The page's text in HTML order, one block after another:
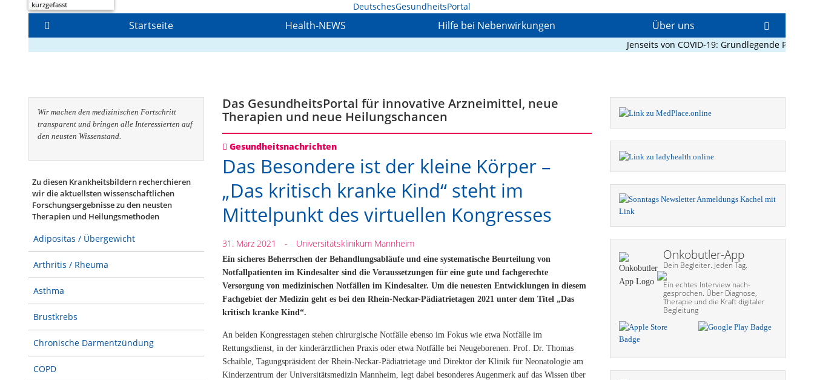
kurzgefasst
Startseite Health-NEWS Hilfe bei Nebenwirkungen Über uns
Jenseits von COVID-19: Grundlegende
Wir machen den medizinischen Fortschritt
transparent und bringen alle Interessierten auf
den neusten Wissenstand.
Zu diesen Krankheitsbildern recherchieren
wir die aktuellsten wissenschaftlichen
Forschungs­ergebnisse zu den neusten
Therapien und Heilungsmethoden
Adipositas / Übergewicht
Arthritis / Rheuma
Asthma
Brustkrebs
Chronische Darmentzündung
COPD
Das GesundheitsPortal für innovative Arzneimittel, neue
Therapien und neue Heilungschancen
Gesundheitsnachrichten
Das Besondere ist der kleine Körper –
„Das kritisch kranke Kind“ steht im
Mittelpunkt des virtuellen Kongresses
31. März 2021 - Universitätsklinikum Mannheim
Ein sicheres Beherrschen der Behandlungsabläufe und eine systematische Beurteilung von
Notfallpatienten im Kindesalter sind die Voraussetzungen für eine gute und fachgerechte
Versorgung von medizinischen Notfällen im Kindesalter. Um die neuesten Entwicklungen in diesem
Fachgebiet der Medizin geht es bei den Rhein-Neckar-Pädiatrietagen 2021 unter dem Titel „Das
kritisch kranke Kind“.
An beiden Kongresstagen stehen chirurgische Notfälle ebenso im Fokus wie etwa Notfälle im
Rettungsdienst, in der kinderärztlichen Praxis oder etwa Notfälle bei Neugeborenen. Prof. Dr. Thomas
Schaible, Tagungspräsident der Rhein-Neckar-Pädiatrietage und Direktor der Klinik für Neonatologie am
Kinderzentrum der Universitätsmedizin Mannheim, legt dabei besonderes Augenmerk auf das Wissen über
Onkobutler-App
Dein Begleiter. Jeden Tag.
Ein echtes Interview nach­
gesprochen. Über Diagnose,
Therapie und die Kraft digitaler
Begleitung